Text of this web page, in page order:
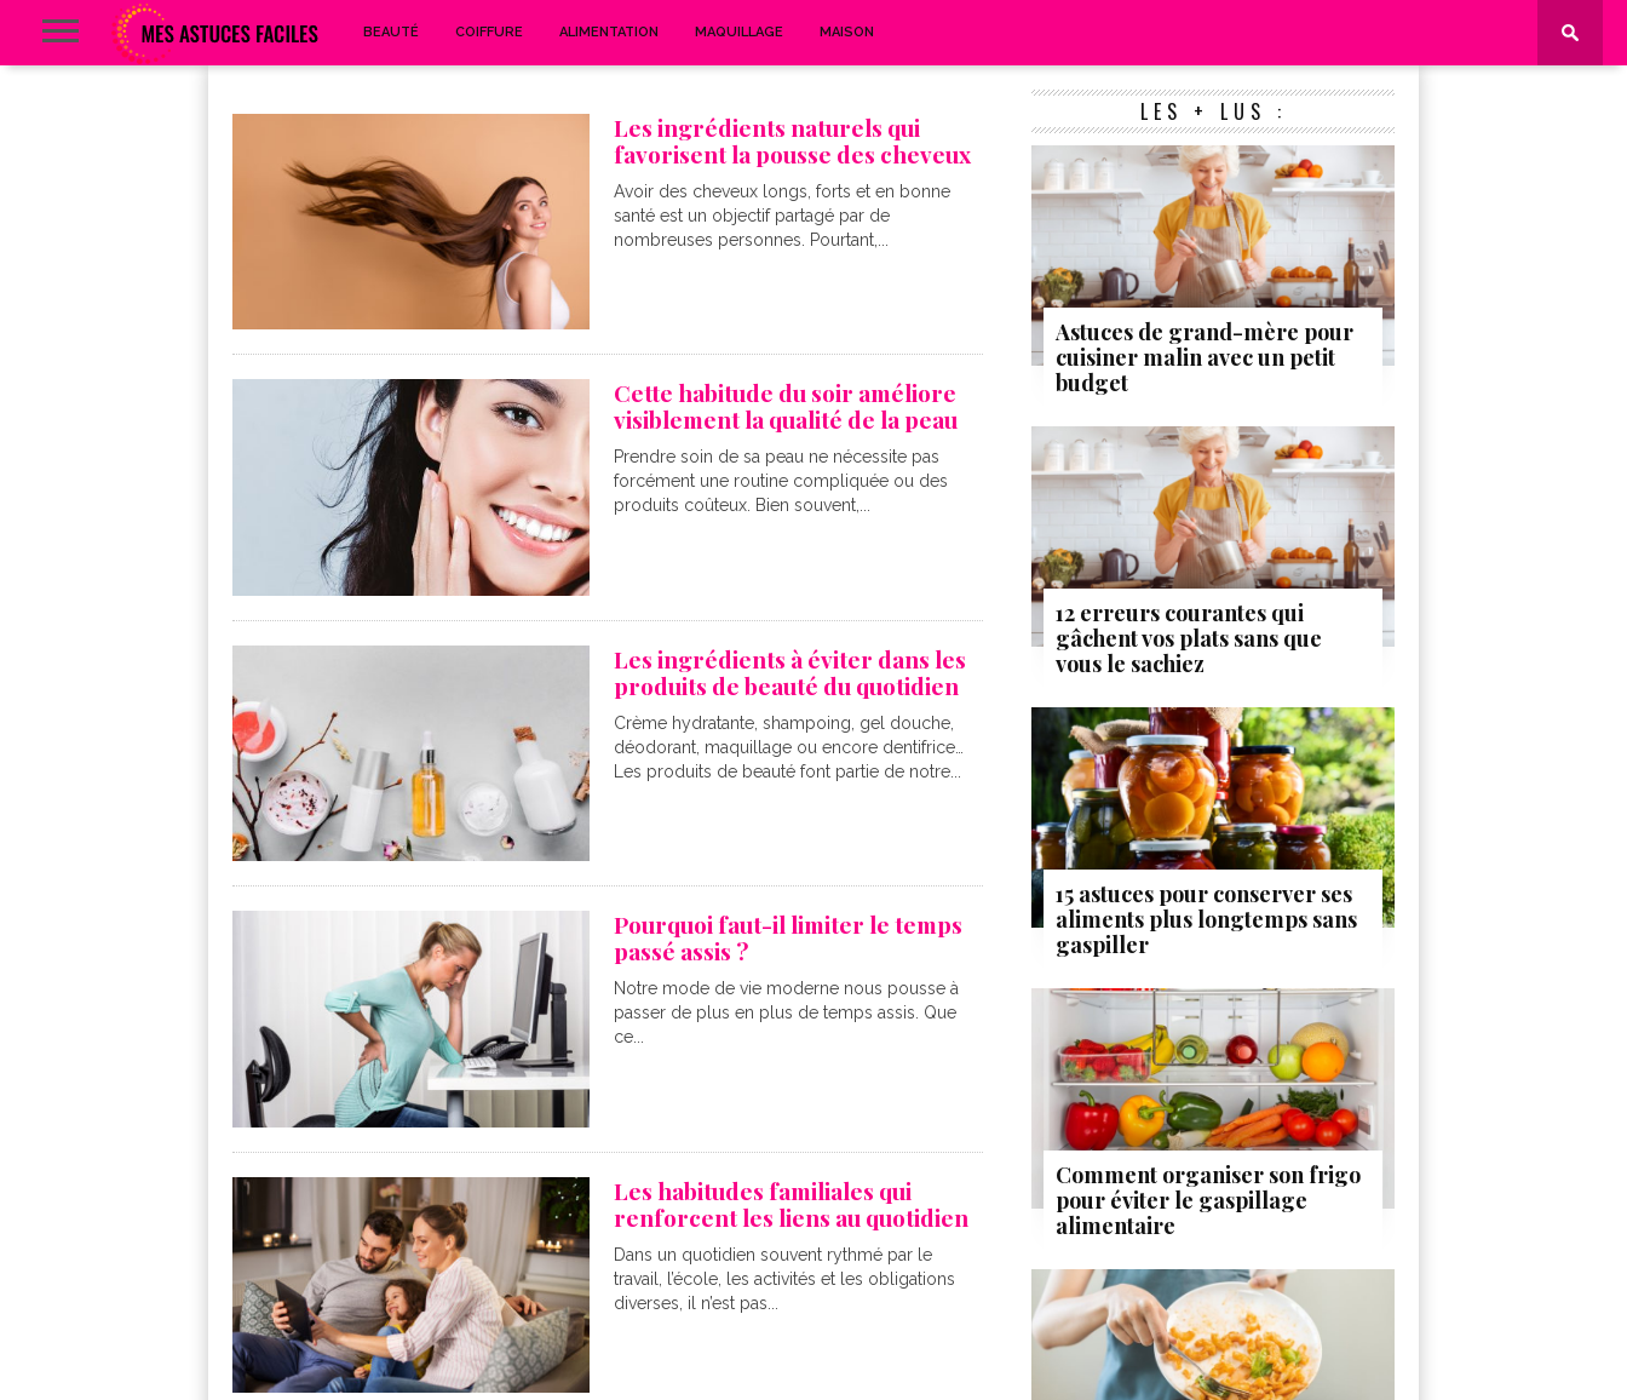
BEAUTÉ COIFFURE ALIMENTATION MAQUILLAGE MAISON
Les ingrédients naturels qui
favorisent la pousse des cheveux
Avoir des cheveux longs, forts et en bonne
santé est un objectif partagé par de
nombreuses personnes. Pourtant,...
Cette habitude du soir améliore
visiblement la qualité de la peau
Prendre soin de sa peau ne nécessite pas
forcément une routine compliquée ou des
produits coûteux. Bien souvent,...
Les ingrédients à éviter dans les
produits de beauté du quotidien
Crème hydratante, shampoing, gel douche,
déodorant, maquillage ou encore dentifrice…
Les produits de beauté font partie de notre...
Pourquoi faut-il limiter le temps
passé assis ?
Notre mode de vie moderne nous pousse à
passer de plus en plus de temps assis. Que
ce...
Les habitudes familiales qui
renforcent les liens au quotidien
Dans un quotidien souvent rythmé par le
travail, l’école, les activités et les obligations
diverses, il n’est pas...
LES + LUS :
Astuces de grand-mère pour
cuisiner malin avec un petit
budget
12 erreurs courantes qui
gâchent vos plats sans que
vous le sachiez
15 astuces pour conserver ses
aliments plus longtemps sans
gaspiller
Comment organiser son frigo
pour éviter le gaspillage
alimentaire